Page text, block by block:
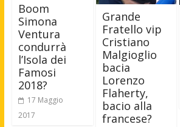
Boom
Simona
Ventura
condurrà
l’Isola dei
Famosi
2018?
17 Maggio
2017
Grande
Fratello vip
Cristiano
Malgioglio
bacia
Lorenzo
Flaherty,
bacio alla
francese?